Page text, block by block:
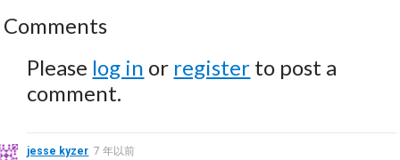
Comments
Please log in or register to post a
comment.
jesse kyzer 7 年以前